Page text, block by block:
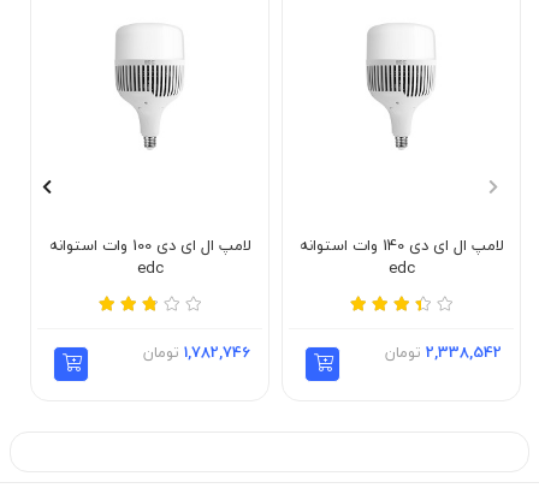
لامپ ال ای دی 140 وات استوانه
edc
2,338,542 تومان
لامپ ال ای دی 100 وات استوانه
edc
1,782,746 تومان